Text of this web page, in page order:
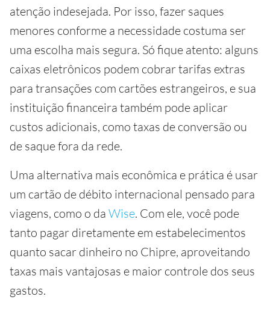
atenção indesejada. Por isso, fazer saques
menores conforme a necessidade costuma ser
uma escolha mais segura. Só fique atento: alguns
caixas eletrônicos podem cobrar tarifas extras
para transações com cartões estrangeiros, e sua
instituição financeira também pode aplicar
custos adicionais, como taxas de conversão ou
de saque fora da rede.
Uma alternativa mais econômica e prática é usar
um cartão de débito internacional pensado para
viagens, como o da Wise. Com ele, você pode
tanto pagar diretamente em estabelecimentos
quanto sacar dinheiro no Chipre, aproveitando
taxas mais vantajosas e maior controle dos seus
gastos.